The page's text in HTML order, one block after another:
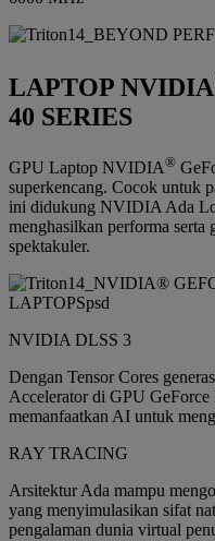
LAPTOP NVIDIA
40 SERIES
GPU Laptop NVIDIA®
superkencang. Cocok untuk
ini didukung NVIDIA Ada
menghasilkan performa serta
spektakuler.
NVIDIA DLSS 3
Dengan Tensor Cores
Accelerator di GPU
memanfaatkan AI untuk
RAY TRACING
Arsitektur Ada mampu
yang menyimulasikan sifat
pengalaman dunia virtual